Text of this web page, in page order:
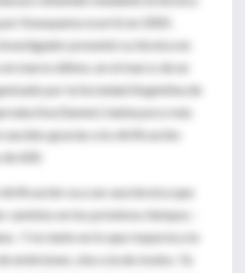
Kuwayama ocurrió en 2005.
investigador presentó su técnica en
en marzo último, en el marco de un
por la Sociedad Argentina de
(Samer), había poco más
nacidos gracias a la vitrificación.
600.
va a ser una técnica que
cambios en los próximos tiempos -
. Y no tanto en lo que respecta a la
embriones, sino a la de óvulos. Ya